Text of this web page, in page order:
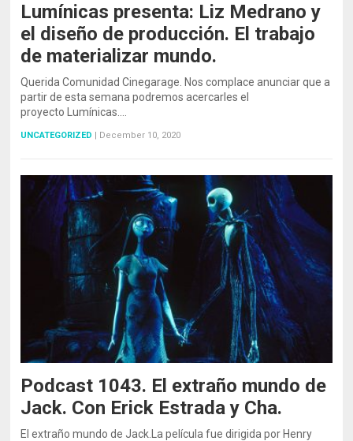
Lumínicas presenta: Liz Medrano y
el diseño de producción. El trabajo
de materializar mundo.
Querida Comunidad Cinegarage. Nos complace anunciar que a
partir de esta semana podremos acercarles el
proyecto Lumínicas.…
UNCATEGORIZED December 10, 2020
Podcast 1043. El extraño mundo de
Jack. Con Erick Estrada y Cha.
El extraño mundo de Jack.La película fue dirigida por Henry